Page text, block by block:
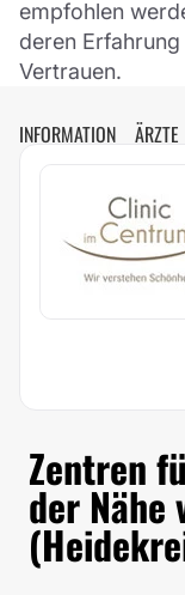
empfohlen
deren
Vertrauen.
INFORMATION ÄRZTE
Zentren
der Nähe